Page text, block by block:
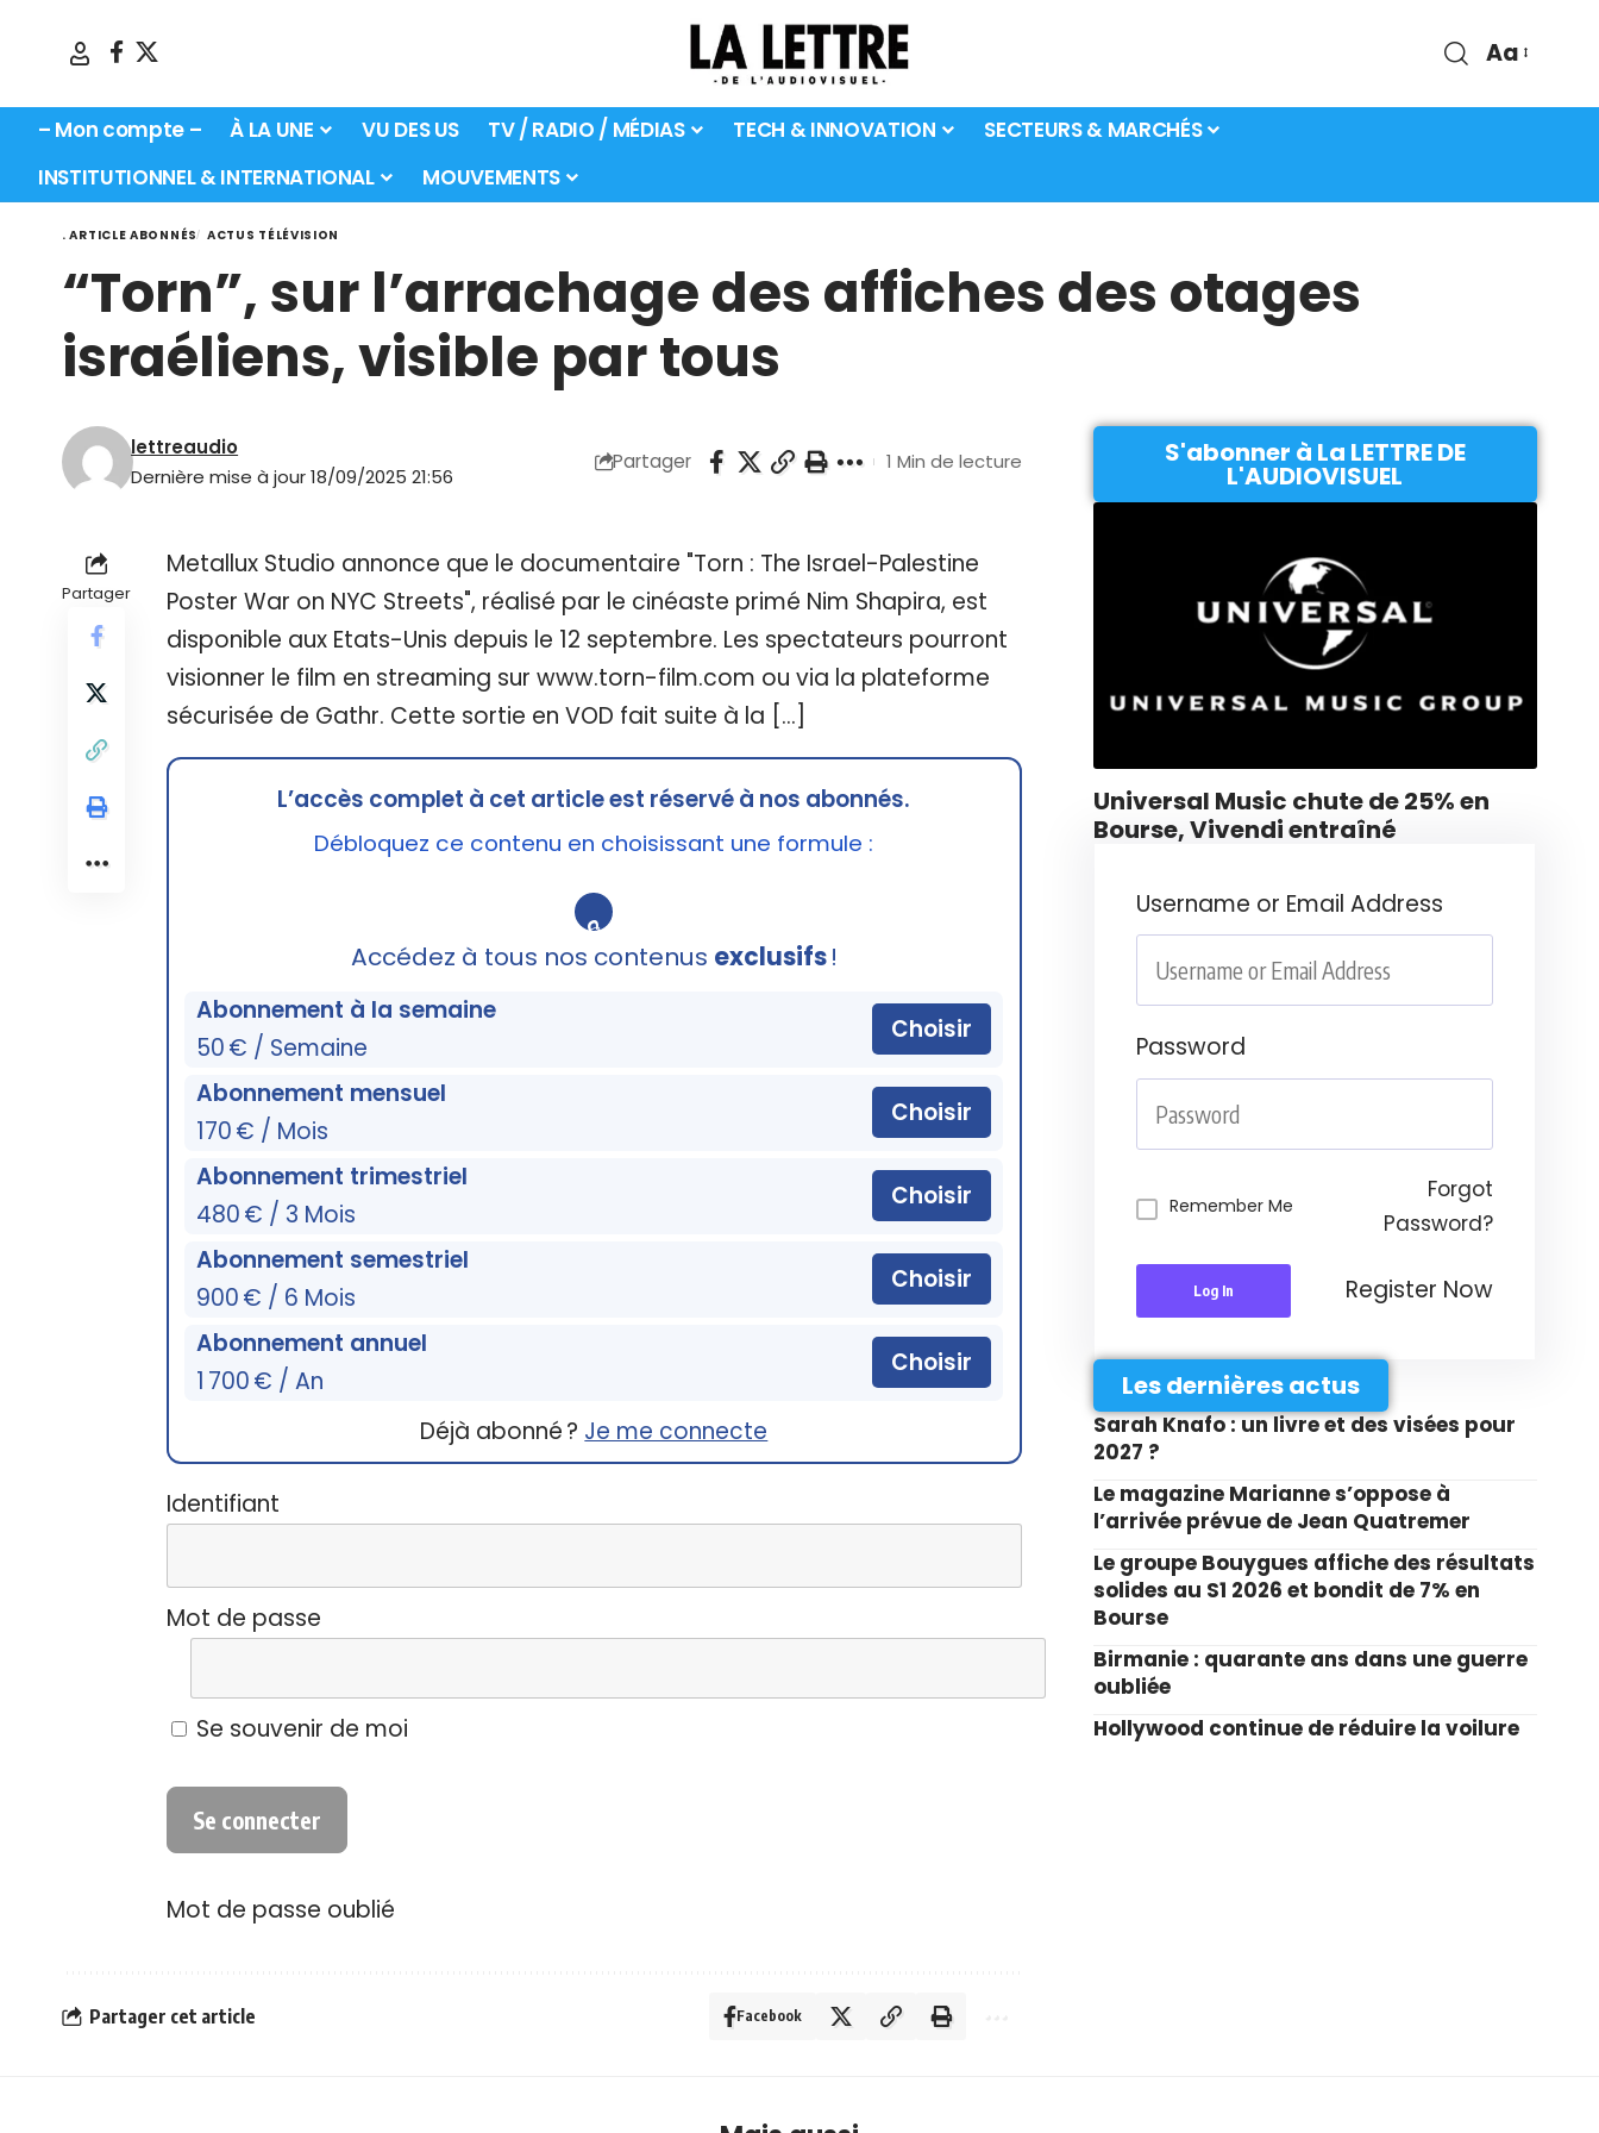
Aa
– Mon compte – À LA UNE VU DES US TV / RADIO / MÉDIAS TECH & INNOVATION
SECTEURS & MARCHÉS
INSTITUTIONNEL & INTERNATIONAL
MOUVEMENTS
. ARTICLE ABONNÉS ACTUS TÉLÉVISION
“Torn”, sur l’arrachage des affiches des otages
israéliens, visible par tous
Dernière mise à jour 18/09/2025 21:56
lettreaudio
Partager 1 Min de lecture
Partager
Metallux Studio annonce que le documentaire "Torn : The Israel-Palestine
Poster War on NYC Streets", réalisé par le cinéaste primé Nim Shapira, est
disponible aux Etats-Unis depuis le 12 septembre. Les spectateurs pourront
visionner le film en streaming sur www.torn-film.com ou via la plateforme
sécurisée de Gathr. Cette sortie en VOD fait suite à la […]
L’accès complet à cet article est réservé à nos abonnés.
Débloquez ce contenu en choisissant une formule :
🔒
Accédez à tous nos contenus exclusifs!
Abonnement à la semaine
50 € / Semaine
Choisir
Abonnement mensuel
170 € / Mois
Choisir
Abonnement trimestriel
480 € / 3 Mois
Choisir
Abonnement semestriel
900 € / 6 Mois
Choisir
Abonnement annuel
1 700 € / An
Choisir
Déjà abonné ? Je me connecte
Identifiant
Mot de passe
Se souvenir de moi
Mot de passe oublié
Partager cet article Facebook
S'abonner à La LETTRE DE
L'AUDIOVISUEL
Universal Music chute de 25% en
Bourse, Vivendi entraîné
Username or Email Address
Password
Remember Me
Forgot
Password?
Log In Register Now
Les dernières actus
Sarah Knafo : un livre et des visées pour
2027 ?
Le magazine Marianne s’oppose à
l’arrivée prévue de Jean Quatremer
Le groupe Bouygues affiche des résultats
solides au S1 2026 et bondit de 7% en
Bourse
Birmanie : quarante ans dans une guerre
oubliée
Hollywood continue de réduire la voilure